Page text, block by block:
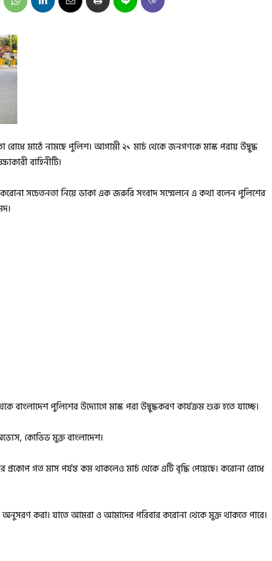
রোধে মাঠে নামছে পুলিশ। আগামী ২১ মার্চ থেকে জনগণকে মাস্ক পরায় উদ্বুদ্ধ
বাহিনীটি।
সচেতনতা নিয়ে ডাকা এক জরুরি সংবাদ সম্মেলনে এ কথা বলেন পুলিশের
বাংলাদেশ পুলিশের উদ্যোগে মাস্ক পরা উদ্বুদ্ধকরণ কার্যক্রম শুরু হতে যাচ্ছে।
কোভিড মুক্ত বাংলাদেশ।
গত মাস পর্যন্ত কম থাকলেও মার্চ থেকে এটি বৃদ্ধি পেয়েছে। করোনা রোধে
অনুসরণ করা। যাতে আমরা ও আমাদের পরিবার করোনা থেকে মুক্ত থাকতে পারে।